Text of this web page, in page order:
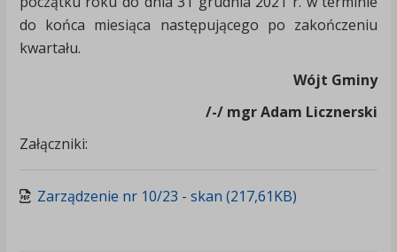
do końca miesiąca następującego po zakończeniu
kwartału.
Wójt Gminy
/-/ mgr Adam Licznerski
Załączniki:
Zarządzenie nr 10/23 - skan (217,61KB)